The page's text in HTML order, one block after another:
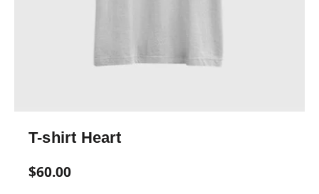
T-shirt Heart
$60.00